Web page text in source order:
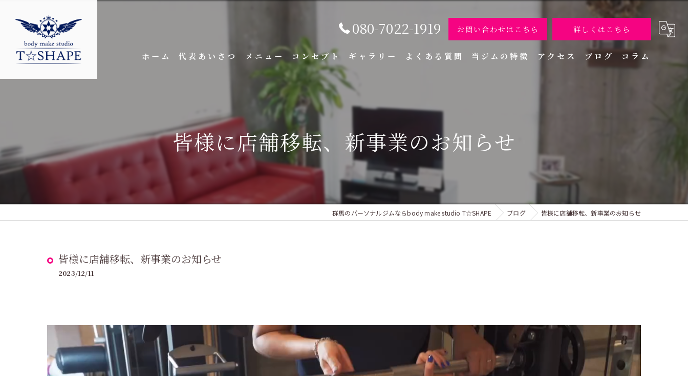
080-7022-1919 お問い合わせはこちら 詳しくはこちら
ホーム 代表あいさつ メニュー コンセプト ギャラリー よくある質問 当ジムの特徴
痩身エステ
アクセス ブログ コラム
皆様に店舗移転、新事業のお知らせ
群馬のパーソナルジムならbody make studio T☆SHAPE ブログ 皆様に店舗移転、新事業のお知らせ
皆様に店舗移転、新事業のお知らせ
2023/12/11